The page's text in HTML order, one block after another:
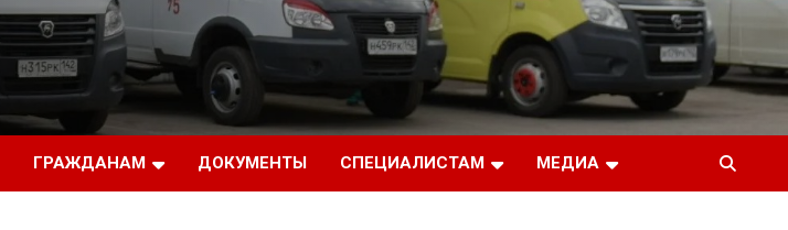
ГРАЖДАНАМ ДОКУМЕНТЫ СПЕЦИАЛИСТАМ МЕДИА